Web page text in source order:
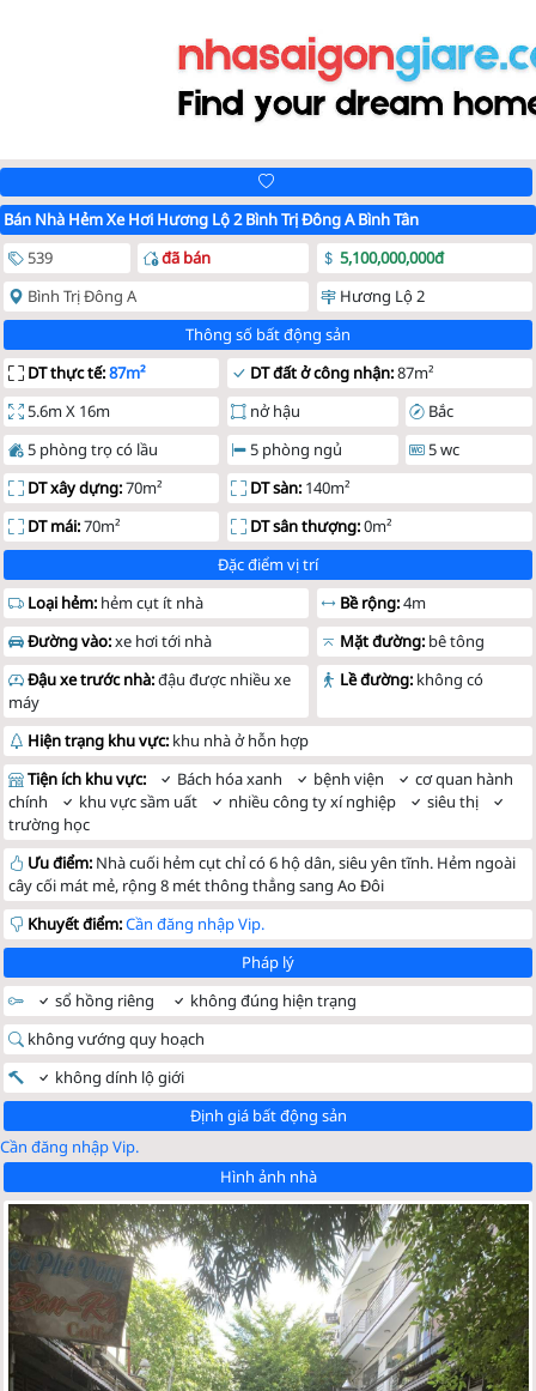
Bán Nhà Hẻm Xe Hơi Hương Lộ 2 Bình Trị Đông A Bình Tân
539
đã bán
5,100,000,000đ
Bình Trị Đông A
Hương Lộ 2
Thông số bất động sản
DT thực tế:87m² DT đất ở công nhận:87m²
5.6m X 16m
nở hậu
Bắc
5 phòng trọ có lầu
5 phòng ngủ
5 wc
DT xây dựng:70m² DT sàn: 140m²
DT mái:70m² DT sân thượng:0m²
Đặc điểm vị trí
Loại hẻm: hẻm cụt ít nhà Bề rộng:4m
Đường vào:xe hơi tới nhà Mặt đường: bê tông
Đậu xe trước nhà:đậu được nhiều xe
máy
Lề đường: không có
Hiện trạng khu vực: khu nhà ở hỗn hợp
Tiện ích khu vực:
Bách hóa xanh bệnh viện
cơ quan hành
chính
khu vực sầm uất nhiều công ty xí nghiệp
siêu thị
trường học
Ưu điểm: Nhà cuối hẻm cụt chỉ có 6 hộ dân, siêu yên tĩnh. Hẻm ngoài
cây cối mát mẻ, rộng 8 mét thông thẳng sang Ao Đôi
Khuyết điểm:Cần đăng nhập Vip.
Pháp lý
sổ hồng riêng
không đúng hiện trạng
không vướng quy hoạch
không dính lộ giới
Định giá bất động sản
Cần đăng nhập Vip.
Hình ảnh nhà